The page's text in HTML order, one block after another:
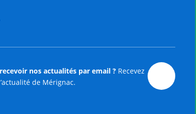
nos actualités par email ?Recevez
de Mérignac.